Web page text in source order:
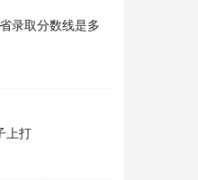
录取分数线是多
上打